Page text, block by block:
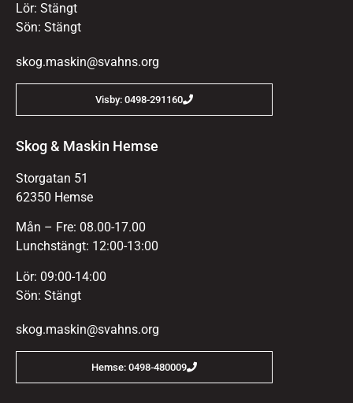
Lör: Stängt
Sön: Stängt
skog.maskin@svahns.org
Visby: 0498-291160
Skog & Maskin Hemse
Storgatan 51
62350 Hemse
Mån – Fre: 08.00-17.00
Lunchstängt: 12:00-13:00
Lör: 09:00-14:00
Sön: Stängt
skog.maskin@svahns.org
Hemse: 0498-480009